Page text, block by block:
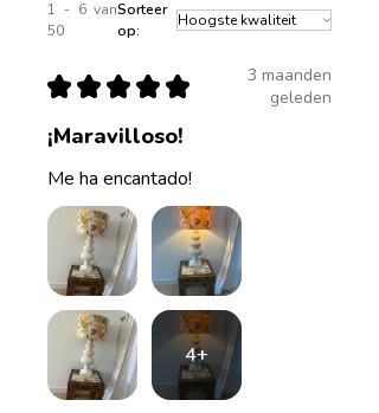
1 - 6 van
50
Sorteer
op:
★ ★ ★ ★ ★
3 maanden
geleden
¡Maravilloso!
Me ha encantado!
4+